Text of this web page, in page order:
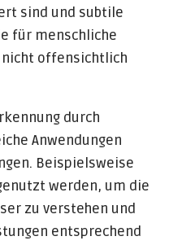
sind und subtile
für menschliche
offensichtlich
durch
Anwendungen
Beispielsweise
werden, um die
zu verstehen und
entsprechend